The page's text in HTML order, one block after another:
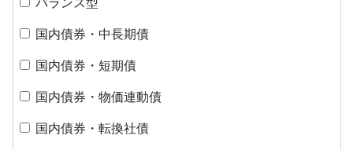
国内債券・中長期債
国内債券・短期債
国内債券・物価連動債
国内債券・転換社債